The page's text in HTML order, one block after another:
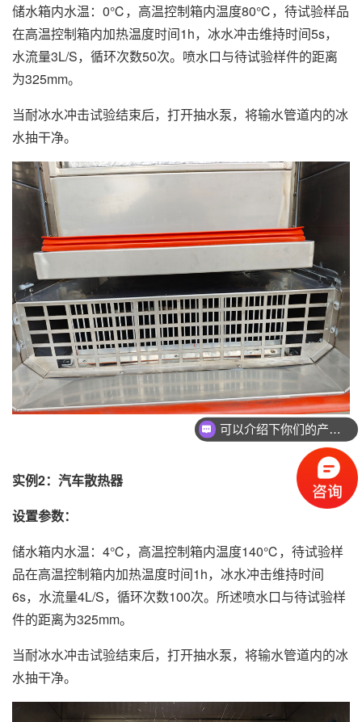
储水箱内水温：0℃，高温控制箱内温度80℃，待试验样品
在高温控制箱内加热温度时间1h，冰水冲击维持时间5s，
水流量3L/S，循环次数50次。喷水口与待试验样件的距离
为325mm。
当耐冰水冲击试验结束后，打开抽水泵，将输水管道内的冰
水抽干净。
实例2：汽车散热器
设置参数：
储水箱内水温：4℃，高温控制箱内温度140℃，待试验样
品在高温控制箱内加热温度时间1h，冰水冲击维持时间
6s，水流量4L/S，循环次数100次。所述喷水口与待试验样
件的距离为325mm。
当耐冰水冲击试验结束后，打开抽水泵，将输水管道内的冰
水抽干净。
可以介绍下你们的产品么